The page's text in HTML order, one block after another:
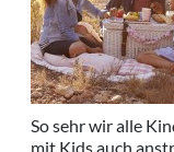
So sehr wir alle
mit Kids auch